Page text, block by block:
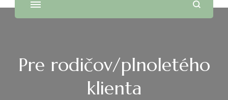
Pre rodičov/plnoletého
klienta